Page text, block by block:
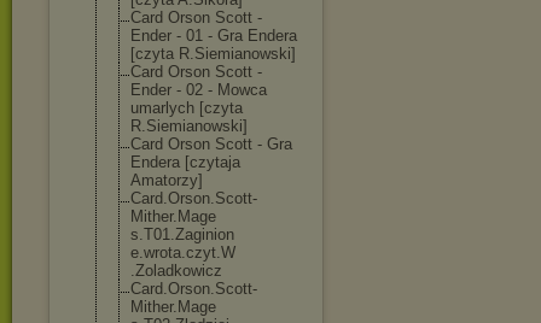
Card Orson Scott -
Ender - 01 - Gra Endera
[czyta R.Siemianowski]
Card Orson Scott -
Ender - 02 - Mowca
umarlych [czyta
R.Siemianowski]
Card Orson Scott - Gra
Endera [czytaja
Amatorzy]
Card.Orson.Scott-
Mither.Mage
s.T01.Zaginion
e.wrota.czyt.W
.Zoladkowicz
Card.Orson.Scott-
Mither.Mage